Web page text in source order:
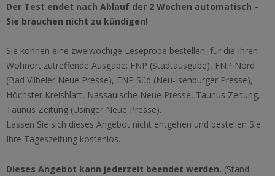
Der Test endet nach Ablauf der 2 Wochen automatisch –
Sie brauchen nicht zu kündigen!
Sie können eine zweiwöchige Leseprobe bestellen, für die Ihren
Wohnort zutreffende Ausgabe: FNP (Stadtausgabe), FNP Nord
(Bad Vilbeler Neue Presse), FNP Süd (Neu-Isenburger Presse),
Höchster Kreisblatt, Nassauische Neue Presse, Taunus Zeitung,
Taunus Zeitung (Usinger Neue Presse).
Lassen Sie sich dieses Angebot nicht entgehen und bestellen Sie
Ihre Tageszeitung kostenlos.
Dieses Angebot kann jederzeit beendet werden. (Stand